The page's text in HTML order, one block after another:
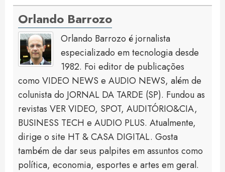
Orlando Barrozo
Orlando Barrozo é jornalista
especializado em tecnologia desde
1982. Foi editor de publicações
como VIDEO NEWS e AUDIO NEWS, além de
colunista do JORNAL DA TARDE (SP). Fundou as
revistas VER VIDEO, SPOT, AUDITÓRIO&CIA,
BUSINESS TECH e AUDIO PLUS. Atualmente,
dirige o site HT & CASA DIGITAL. Gosta
também de dar seus palpites em assuntos como
política, economia, esportes e artes em geral.